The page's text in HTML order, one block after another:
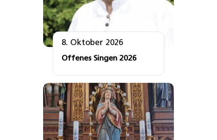
8. Oktober 2026
Offenes Singen 2026